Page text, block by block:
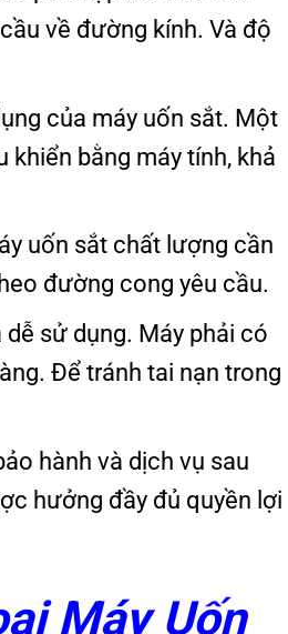
về đường kính. Và độ
của máy uốn sắt. Một
bằng máy tính, khả
uốn sắt chất lượng cần
đường cong yêu cầu.
sử dụng. Máy phải có
Để tránh tai nạn trong
hành và dịch vụ sau
hưởng đầy đủ quyền lợi
Máy Uốn